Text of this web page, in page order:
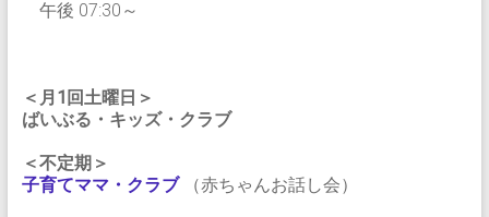
午後 07:30～
＜月1回土曜日＞
ばいぶる・キッズ・クラブ
＜不定期＞
子育てママ・クラブ（赤ちゃんお話し会）